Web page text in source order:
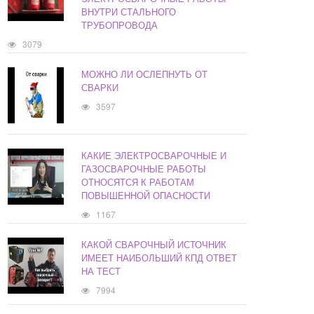
ВНУТРИ СТАЛЬНОГО
ТРУБОПРОВОДА
3079
МОЖНО ЛИ ОСЛЕПНУТЬ ОТ
СВАРКИ
3597
КАКИЕ ЭЛЕКТРОСВАРОЧНЫЕ И
ГАЗОСВАРОЧНЫЕ РАБОТЫ
ОТНОСЯТСЯ К РАБОТАМ
ПОВЫШЕННОЙ ОПАСНОСТИ
1167
КАКОЙ СВАРОЧНЫЙ ИСТОЧНИК
ИМЕЕТ НАИБОЛЬШИЙ КПД ОТВЕТ
НА ТЕСТ
7994